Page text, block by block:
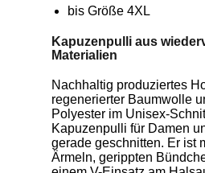
bis Größe 4XL
Kapuzenpulli aus
Materialien
Nachhaltig produziertes
regenerierter Baumwolle
Polyester im Unisex-
Kapuzenpulli für Damen
gerade geschnitten. Er ist
Ärmeln, gerippten